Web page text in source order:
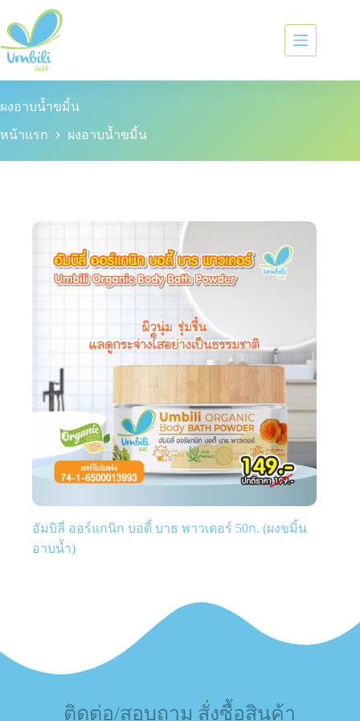
ผงอาบน้ำขมิ้น
หน้าแรก ผงอาบน้ำขมิ้น
อัมบิลี่ ออร์แกนิก บอดี้ บาธ พาวเดอร์ 50ก. (ผงขมิ้น
อาบน้ำ)
ติดต่อ/สอบถาม สั่งซื้อสินค้า